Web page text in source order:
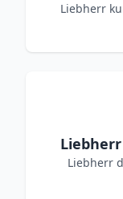
Liebherr
Liebherr